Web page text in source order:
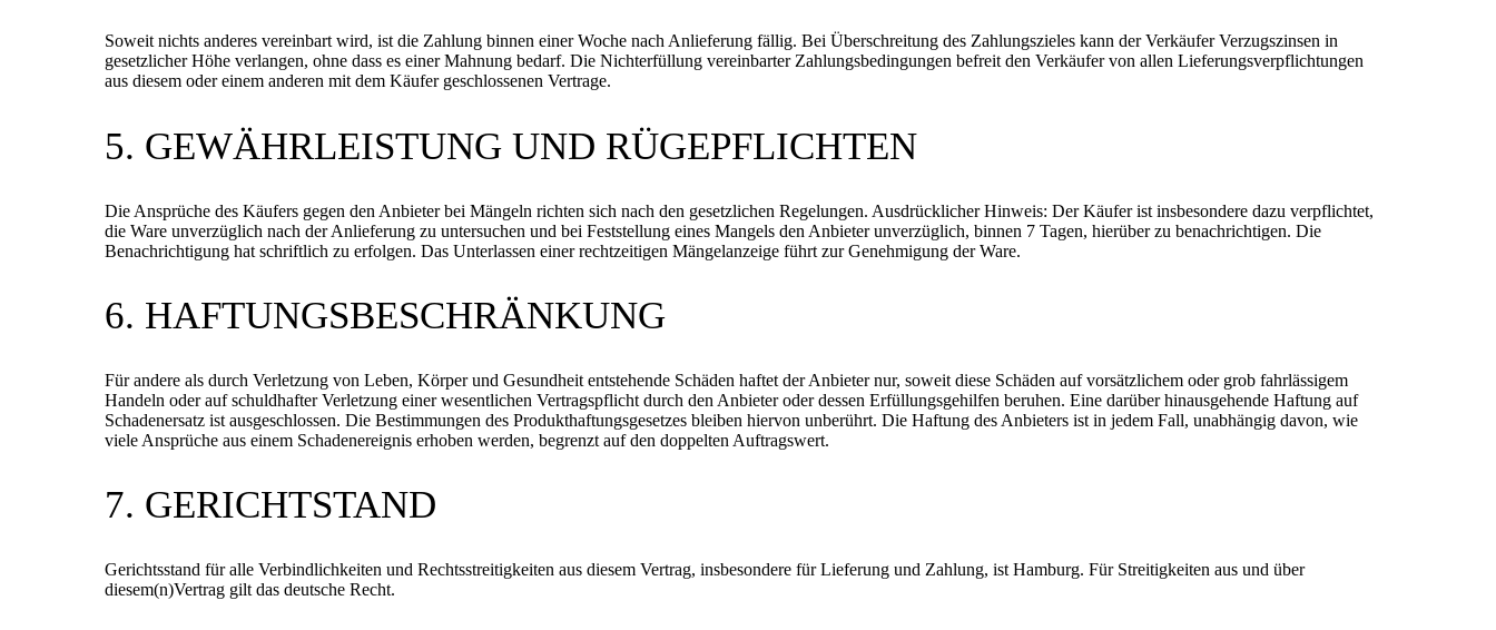
Soweit nichts anderes vereinbart wird, ist die Zahlung binnen einer Woche nach Anlieferung fällig. Bei Überschreitung des Zahlungszieles kann der Verkäufer Verzugszinsen in
gesetzlicher Höhe verlangen, ohne dass es einer Mahnung bedarf. Die Nichterfüllung vereinbarter Zahlungsbedingungen befreit den Verkäufer von allen Lieferungsverpflichtungen
aus diesem oder einem anderen mit dem Käufer geschlossenen Vertrage.
5. GEWÄHRLEISTUNG UND RÜGEPFLICHTEN
Die Ansprüche des Käufers gegen den Anbieter bei Mängeln richten sich nach den gesetzlichen Regelungen. Ausdrücklicher Hinweis: Der Käufer ist insbesondere dazu verpflichtet,
die Ware unverzüglich nach der Anlieferung zu untersuchen und bei Feststellung eines Mangels den Anbieter unverzüglich, binnen 7 Tagen, hierüber zu benachrichtigen. Die
Benachrichtigung hat schriftlich zu erfolgen. Das Unterlassen einer rechtzeitigen Mängelanzeige führt zur Genehmigung der Ware.
6. HAFTUNGSBESCHRÄNKUNG
Für andere als durch Verletzung von Leben, Körper und Gesundheit entstehende Schäden haftet der Anbieter nur, soweit diese Schäden auf vorsätzlichem oder grob fahrlässigem
Handeln oder auf schuldhafter Verletzung einer wesentlichen Vertragspflicht durch den Anbieter oder dessen Erfüllungsgehilfen beruhen. Eine darüber hinausgehende Haftung auf
Schadenersatz ist ausgeschlossen. Die Bestimmungen des Produkthaftungsgesetzes bleiben hiervon unberührt. Die Haftung des Anbieters ist in jedem Fall, unabhängig davon, wie
viele Ansprüche aus einem Schadenereignis erhoben werden, begrenzt auf den doppelten Auftragswert.
7. GERICHTSTAND
Gerichtsstand für alle Verbindlichkeiten und Rechtsstreitigkeiten aus diesem Vertrag, insbesondere für Lieferung und Zahlung, ist Hamburg. Für Streitigkeiten aus und über
diesem(n)Vertrag gilt das deutsche Recht.